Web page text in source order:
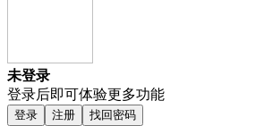
未登录
登录后即可体验更多功能
登录 注册 找回密码